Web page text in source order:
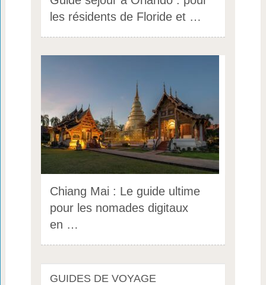
les résidents de Floride et …
Chiang Mai : Le guide ultime
pour les nomades digitaux
en …
GUIDES DE VOYAGE